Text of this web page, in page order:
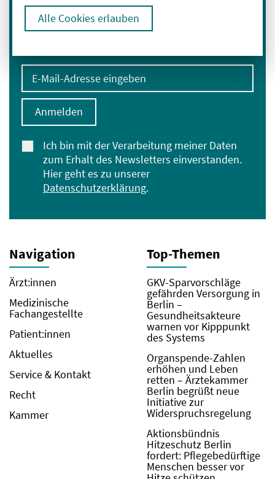
Alle Cookies erlauben
Immer informiert bleiben
E-Mail-Adresse eingeben
Ich bin mit der Verarbeitung meiner Daten
zum Erhalt des Newsletters einverstanden.
Hier geht es zu unserer
Datenschutzerklärung.
Anmelden
Navigation
Ärzt:innen
Medizinische
Fachangestellte
Patient:innen
Aktuelles
Service & Kontakt
Recht
Kammer
Top-Themen
GKV-Sparvorschläge
gefährden Versorgung in
Berlin –
Gesundheitsakteure
warnen vor Kipppunkt
des Systems
Organspende-Zahlen
erhöhen und Leben
retten – Ärztekammer
Berlin begrüßt neue
Initiative zur
Widerspruchsregelung
Aktionsbündnis
Hitzeschutz Berlin
fordert: Pflegebedürftige
Menschen besser vor